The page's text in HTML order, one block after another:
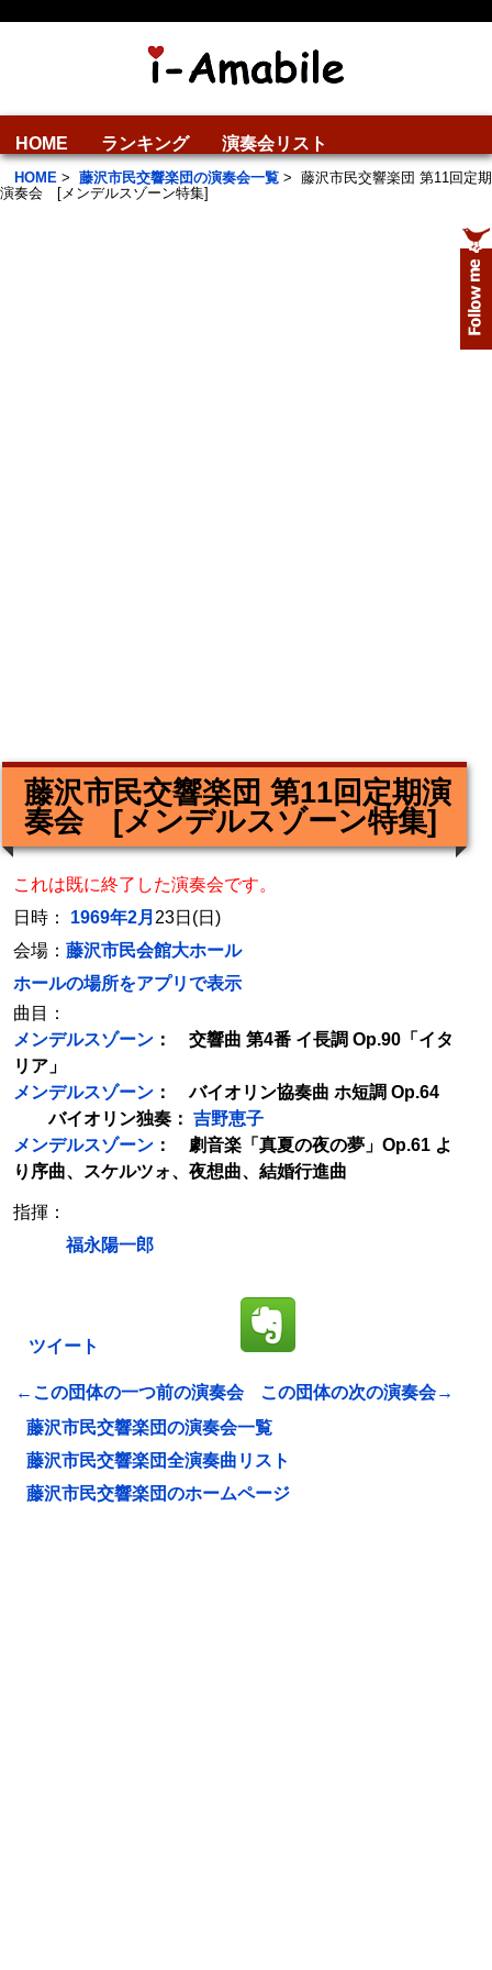
HOME ランキング 演奏会リスト
HOME > 藤沢市民交響楽団の演奏会一覧 > 藤沢市民交響楽団 第11回定期
演奏会 [メンデルスゾーン特集]
藤沢市民交響楽団 第11回定期演
奏会 [メンデルスゾーン特集]
これは既に終了した演奏会です。
日時： 1969年2月 23日(日)
会場： 藤沢市民会館大ホール
ホールの場所をアプリで表示
曲目：
メンデルスゾーン ： 交響曲 第4番 イ長調 Op.90「イタ
リア」
メンデルスゾーン ： バイオリン協奏曲 ホ短調 Op.64
バイオリン独奏： 吉野恵子
メンデルスゾーン ： 劇音楽「真夏の夜の夢」Op.61 よ
り序曲、スケルツォ、夜想曲、結婚行進曲
指揮：
福永陽一郎
ツイート
←この団体の一つ前の演奏会
この団体の次の演奏会→
藤沢市民交響楽団の演奏会一覧
藤沢市民交響楽団全演奏曲リスト
藤沢市民交響楽団のホームページ